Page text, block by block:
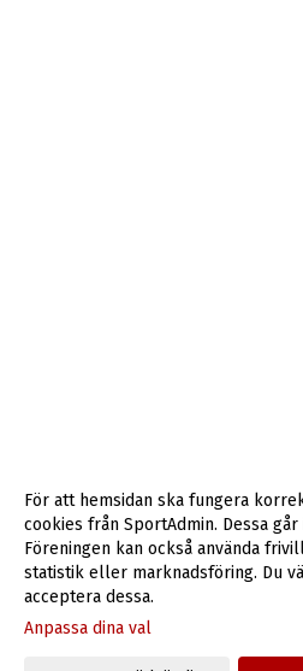
Gå till Webbversion
För att hemsidan ska fungera
cookies från SportAdmin. Dessa går
Föreningen kan också använda
statistik eller marknadsföring. Du
acceptera dessa.
Anpassa dina val